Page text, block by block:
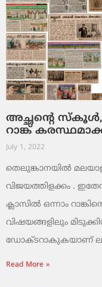
അച്ഛന്റെ സ്‌കൂള്‍,
റാങ്ക്
July 1, 2022
തെലുങ്കാനയില്‍
വിജയത്തിളക്കം .
ക്ലാസില്‍ ഒന്നാം
വിഷയങ്ങളിലും
ഡോക്ടറാകുകയാണ്
Read More »